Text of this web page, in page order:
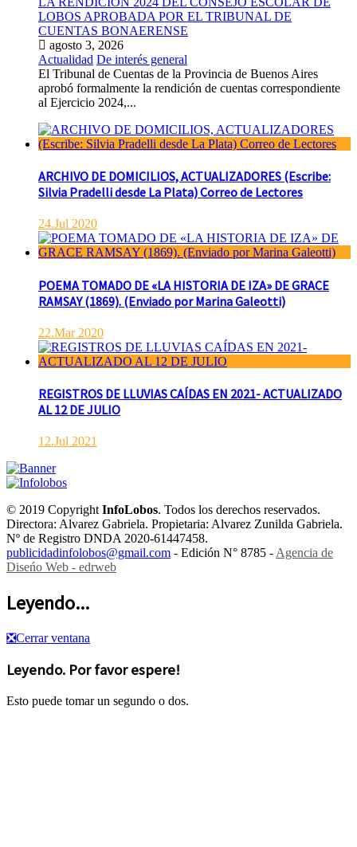
LOBOS APROBADA POR EL TRIBUNAL DE
CUENTAS BONAERENSE
agosto 3, 2026
Actualidad De interés general
El Tribunal de Cuentas de la Provincia de Buenos Aires
aprobó formalmente la rendición de cuentas correspondiente
al Ejercicio 2024,...
ARCHIVO DE DOMICILIOS, ACTUALIZADORES (Escribe:
Silvia Pradelli desde La Plata) Correo de Lectores
24.Jul 2020
POEMA TOMADO DE «LA HISTORIA DE IZA» DE GRACE
RAMSAY (1869). (Enviado por Marina Galeotti)
22.Mar 2020
REGISTROS DE LLUVIAS CAÍDAS EN 2021- ACTUALIZADO
AL 12 DE JULIO
12.Jul 2021
© 2019 CopyrightInfoLobos. Todos los derechos reservados.
Directora: Alvarez Gabriela. Propietaria: Alvarez Zunilda Gabriela.
Nº de Registro DNDA 2020-61447458.
publicidadinfolobos@gmail.com - Edición N° 8785 -Agencia de
Diseńo Web - edrweb
Leyendo...
❎Cerrar ventana
Leyendo. Por favor espere!
Esto puede tomar un segundo o dos.